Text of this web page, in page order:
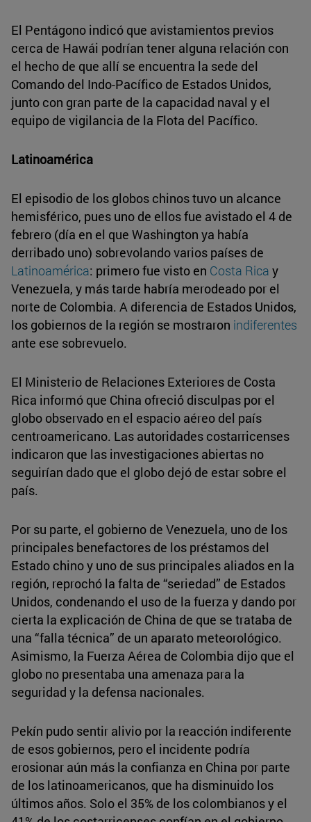
El Pentágono indicó que avistamientos previos
cerca de Hawái podrían tener alguna relación con
el hecho de que allí se encuentra la sede del
Comando del Indo-Pacífico de Estados Unidos,
junto con gran parte de la capacidad naval y el
equipo de vigilancia de la Flota del Pacífico.
Latinoamérica
El episodio de los globos chinos tuvo un alcance
hemisférico, pues uno de ellos fue avistado el 4 de
febrero (día en el que Washington ya había
derribado uno) sobrevolando varios países de
Latinoamérica: primero fue visto en Costa Rica y
Venezuela, y más tarde habría merodeado por el
norte de Colombia. A diferencia de Estados Unidos,
los gobiernos de la región se mostraron indiferentes
ante ese sobrevuelo.
El Ministerio de Relaciones Exteriores de Costa
Rica informó que China ofreció́ disculpas por el
globo observado en el espacio aéreo del país
centroamericano. Las autoridades costarricenses
indicaron que las investigaciones abiertas no
seguirían dado que el globo dejó de estar sobre el
país.
Por su parte, el gobierno de Venezuela, uno de los
principales benefactores de los préstamos del
Estado chino y uno de sus principales aliados en la
región, reprochó la falta de “seriedad” de Estados
Unidos, condenando el uso de la fuerza y dando por
cierta la explicación de China de que se trataba de
una “falla técnica” de un aparato meteorológico.
Asimismo, la Fuerza Aérea de Colombia dijo que el
globo no presentaba una amenaza para la
seguridad y la defensa nacionales.
Pekín pudo sentir alivio por la reacción indiferente
de esos gobiernos, pero el incidente podría
erosionar aún más la confianza en China por parte
de los latinoamericanos, que ha disminuido los
últimos años. Solo el 35% de los colombianos y el